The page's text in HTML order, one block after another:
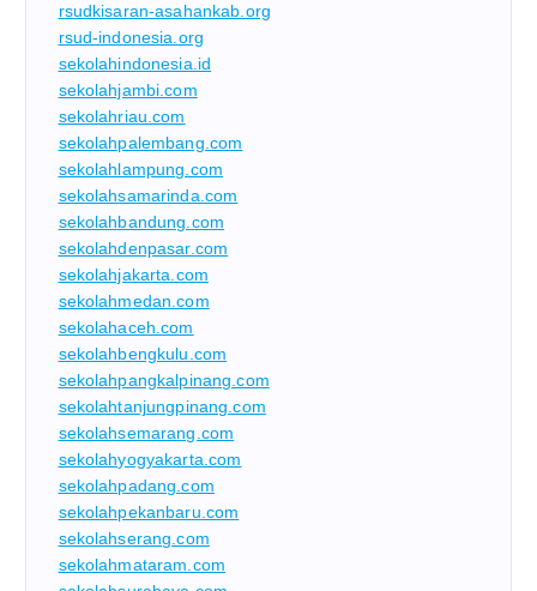
rsudkisaran-asahankab.org
rsud-indonesia.org
sekolahindonesia.id
sekolahjambi.com
sekolahriau.com
sekolahpalembang.com
sekolahlampung.com
sekolahsamarinda.com
sekolahbandung.com
sekolahdenpasar.com
sekolahjakarta.com
sekolahmedan.com
sekolahaceh.com
sekolahbengkulu.com
sekolahpangkalpinang.com
sekolahtanjungpinang.com
sekolahsemarang.com
sekolahyogyakarta.com
sekolahpadang.com
sekolahpekanbaru.com
sekolahserang.com
sekolahmataram.com